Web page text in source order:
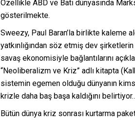
Özellikle ABD ve Batı dünyasında
gösterilmekte.
Sweezy, Paul Baran’la birlikte kaleme
yatkınlığından söz etmiş dev
savaş ekonomisiyle bağlantılarını
“Neoliberalizm ve Kriz” adlı kitapta
sistemin egemen olduğu dünyanın
krizle daha baş başa kaldığını
Bütün dünya kriz sonrası kurtarma